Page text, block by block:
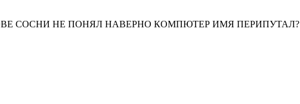
СОСНИ НЕ ПОНЯЛ НАВЕРНО КОМПЮТЕР ИМЯ ПЕРИПУТАЛ?